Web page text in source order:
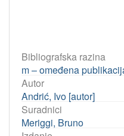
Bibliografska razina
m – omeđena
Autor
Andrić, Ivo [autor]
Suradnici
Meriggi, Bruno